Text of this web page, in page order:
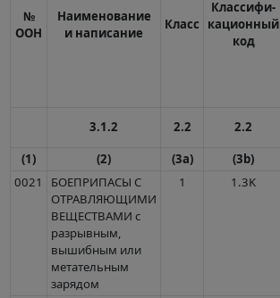
№
ООН
Наименование
и написание
Класс
Классифи-
кационный
код
3.1.2 2.2 2.2
(1)
(2) (3a) (3b)
0021
БОЕПРИПАСЫ С
ОТРАВЛЯЮЩИМИ
ВЕЩЕСТВАМИ с
разрывным,
вышибным или
метательным
зарядом
1 1.3K